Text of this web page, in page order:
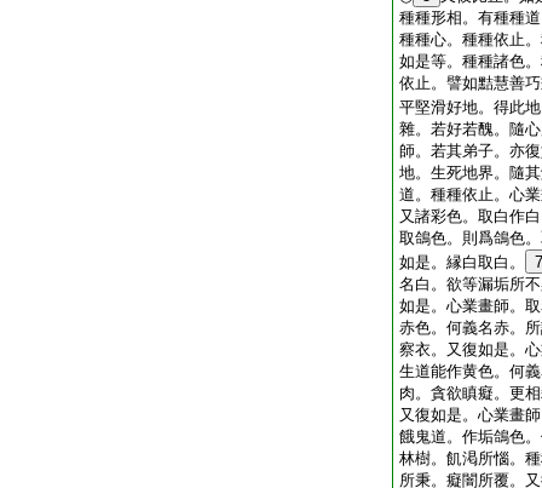
種種形相。有種種
種種心。種種依止
如是等。種種諸色
依止。譬如黠慧善
平堅滑好地。得此
雜。若好若醜。隨
師。若其弟子。亦
地。生死地界。隨
道。種種依止。心
又諸彩色。取白作
取鴿色。則爲鴿色
如是。縁白取白。
7
名白。欲等漏垢所
如是。心業畫師。
赤色。何義名赤。
察衣。又復如是。
生道能作黄色。何
肉。貪欲瞋癡。更
又復如是。心業畫
餓鬼道。作垢鴿色
林樹。飢渇所惱。
所秉。癡闇所覆。